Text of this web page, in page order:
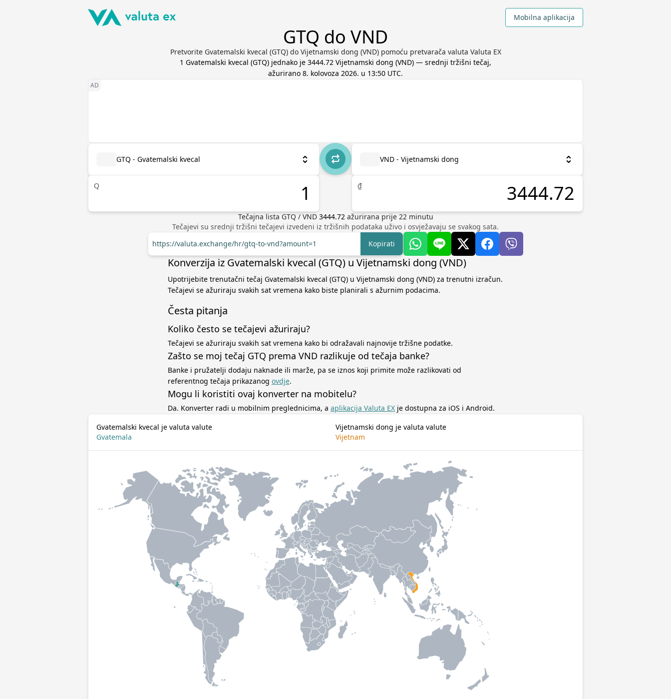
Mobilna aplikacija
GTQ do VND
Pretvorite Gvatemalski kvecal (GTQ) do Vijetnamski dong (VND) pomoću pretvarača valuta Valuta EX
1 Gvatemalski kvecal (GTQ) jednako je 3444.72 Vijetnamski dong (VND) — srednji tržišni tečaj,
ažurirano 8. kolovoza 2026. u 13:50 UTC.
GTQ - Gvatemalski kvecal
Q
VND - Vijetnamski dong
₫
Tečajna lista GTQ / VND 3444.72 ažurirana prije 22minutu
Tečajevi su srednji tržišni tečajevi izvedeni iz tržišnih podataka uživo i osvježavaju se svakog sata.
https://valuta.exchange/hr/gtq-to-vnd?amount=1
Kopirati
Konverzija iz Gvatemalski kvecal (GTQ) u Vijetnamski dong (VND)
Upotrijebite trenutačni tečaj Gvatemalski kvecal (GTQ) u Vijetnamski dong (VND) za trenutni izračun.
Tečajevi se ažuriraju svakih sat vremena kako biste planirali s ažurnim podacima.
Česta pitanja
Koliko često se tečajevi ažuriraju?
Tečajevi se ažuriraju svakih sat vremena kako bi odražavali najnovije tržišne podatke.
Zašto se moj tečaj GTQ prema VND razlikuje od tečaja banke?
Banke i pružatelji dodaju naknade ili marže, pa se iznos koji primite može razlikovati od
referentnog tečaja prikazanog ovdje.
Mogu li koristiti ovaj konverter na mobitelu?
Da. Konverter radi u mobilnim preglednicima, a aplikacija Valuta EX je dostupna za iOS i Android.
Gvatemalski kvecal je valuta valute
Gvatemala
Vijetnamski dong je valuta valute
Vijetnam